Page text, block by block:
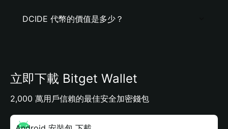
DCIDE 代幣的價值是多少？
立即下載 Bitget Wallet
2,000 萬用戶信賴的最佳安全加密錢包